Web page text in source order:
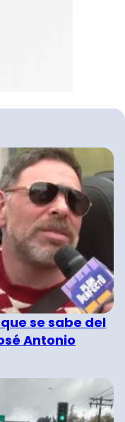
se sabe del
Antonio